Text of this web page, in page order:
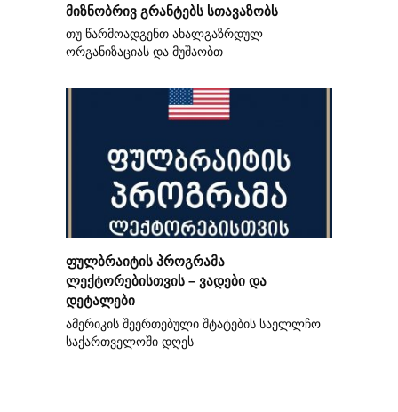
მიზნობრივ გრანტებს სთავაზობს
თუ წარმოადგენთ ახალგაზრდულ
ორგანიზაციას და მუშაობთ
ფულბრაიტის პროგრამა
ლექტორებისთვის – ვადები და
დეტალები
ამერიკის შეერთებული შტატების საელლჩო
საქართველოში დღეს